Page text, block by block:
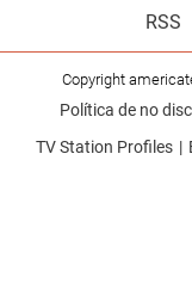
RSS
Copyright
Política de no
TV Station Profiles